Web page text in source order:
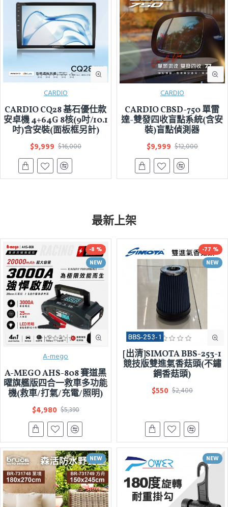
CARDIO
CARDIO CQ28 基石優仕款
安卓機 4+64G 8核(9吋/10.1
吋)含安裝(面板框另計)
$9,999 $16,000
CARDIO
CARDIO CBSD-750 單雷
達-雙發四收盲點系統(含安
裝)盲點偵測器
$9,999 $12,000
最新上架
NEW
-8 %
A-mego
A-MEGO AHS-808 賽道黑
曜旗艦版四合一救車多功能
機(救車/打氣/充電/照明)
$4,980 $5,390
NEW
-77 %
[出清]SIMOTA BBS-253-1
競技版雙進氣香菇頭(不鏽
鋼香菇頭)
$550 $2,400
NEW NEW